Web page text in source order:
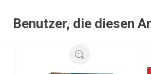
Benutzer, die diesen